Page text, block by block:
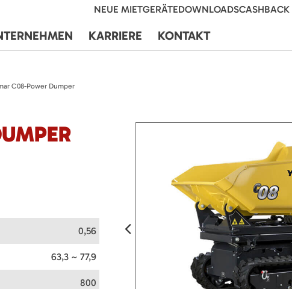
NEUE MIETGERÄTEDOWNLOADS
KARRIERE KONTAKT
C08-Power Dumper
0,56
63,3 ~ 77,9
800